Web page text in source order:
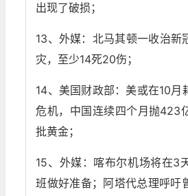
出现了破损；
13、外媒：北马其顿一收治新
灾，至少14死20伤；
14、美国财政部：美或在10月
危机，中国连续四个月抛423
批黄金；
15、外媒：喀布尔机场将在3
班做好准备；阿塔代总理呼吁